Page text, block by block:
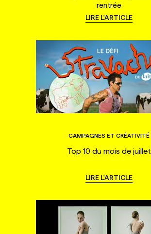
rentrée
LIRE L'ARTICLE
CAMPAGNES ET CRÉATIVITÉ
Top 10 du mois de juillet
LIRE L'ARTICLE